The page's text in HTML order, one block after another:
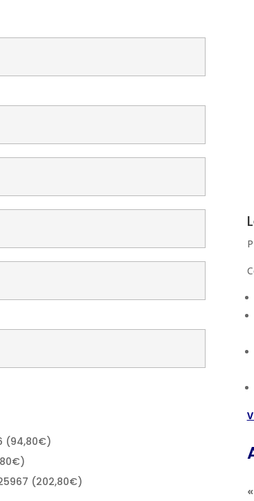
(94,80€)
(202,80€)